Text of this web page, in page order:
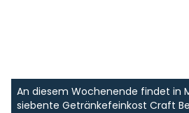
An diesem Wochenende findet in
siebente Getränkefeinkost Craft